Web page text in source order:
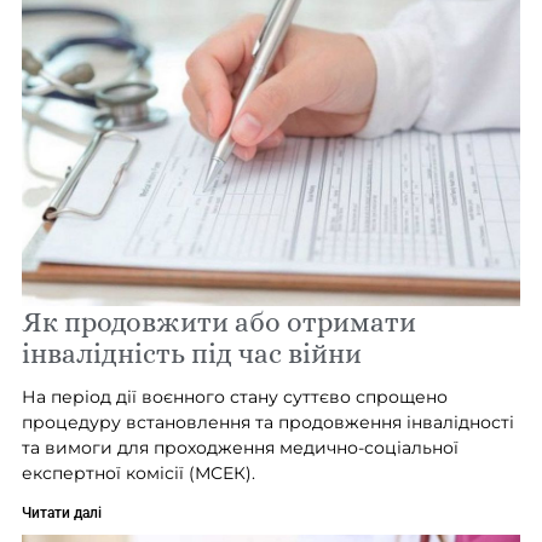
Як продовжити або отримати
інвалідність під час війни
На період дії воєнного стану суттєво спрощено
процедуру встановлення та продовження інвалідності
та вимоги для проходження медично-соціальної
експертної комісії (МСЕК).
Читати далі